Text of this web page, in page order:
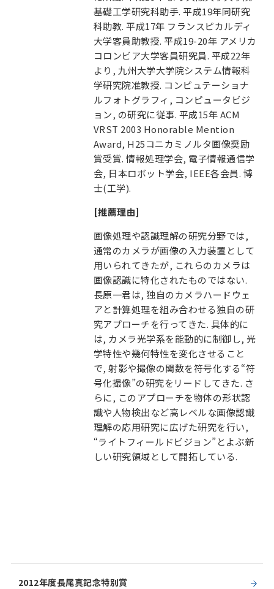
基礎工学研究科助手. 平成19年同研究
科助教. 平成17年 フランスピカルディ
大学客員助教授. 平成19-20年 アメリカ
コロンビア大学客員研究員. 平成22年
より, 九州大学大学院システム情報科
学研究院准教授. コンピュテーショナ
ルフォトグラフィ, コンピュータビジ
ョン, の研究に従事. 平成15年 ACM
VRST 2003 Honorable Mention
Award, H25コニカミノルタ画像奨励
賞受賞. 情報処理学会, 電子情報通信学
会, 日本ロボット学会, IEEE各会員. 博
士(工学).
[推薦理由]
画像処理や認識理解の研究分野では,
通常のカメラが画像の入力装置として
用いられてきたが, これらのカメラは
画像認識に特化されたものではない.
長原一君は, 独自のカメラハードウェ
アと計算処理を組み合わせる独自の研
究アプローチを行ってきた. 具体的に
は, カメラ光学系を能動的に制御し, 光
学特性や幾何特性を変化させること
で, 射影や撮像の関数を符号化する“符
号化撮像”の研究をリードしてきた. さ
らに, このアプローチを物体の形状認
識や人物検出など高レベルな画像認識
理解の応用研究に広げた研究を行い,
“ライトフィールドビジョン”とよぶ新
しい研究領域として開拓している.
2012年度長尾真記念特別賞